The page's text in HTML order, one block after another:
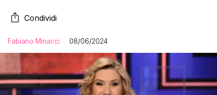
Condividi
Fabiano Minacci 08/06/2024